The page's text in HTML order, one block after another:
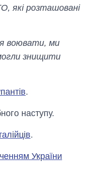
які розташовані
воювати, ми
знищити
.
наступу.
.
України
Як зросли тарифи